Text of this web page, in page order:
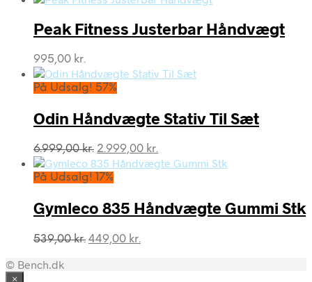
Peak Fitness Justerbar Håndvægt
995,00 kr.
På Udsalg! 57%
Odin Håndvægte Stativ Til Sæt
6.999,00kr. Den
oprindelige
pris
6.999,00 kr..
2.999,00 kr.
aktuelle
2.999,00 kr..
På Udsalg! 17%
Gymleco 835 Håndvægte Gummi Stk
539,00kr. Den
449,00 kr.
© Bench.dk
×